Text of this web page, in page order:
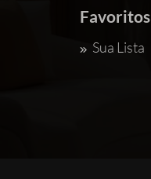
Favoritos
Sua Lista